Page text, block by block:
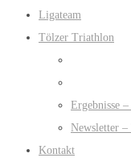
Ligateam
Tölzer Triathlon
Ergebnisse
Newsletter
Kontakt